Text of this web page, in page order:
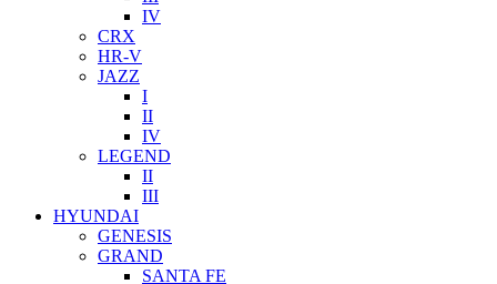
IV
CRX
HR-V
JAZZ
I
II
IV
LEGEND
II
III
HYUNDAI
GENESIS
GRAND
SANTA FE